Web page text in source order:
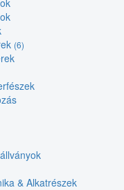
(6)
& Alkatrészek